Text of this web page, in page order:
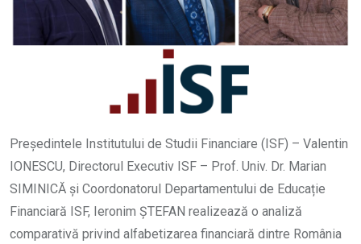
Președintele Institutului de Studii Financiare (ISF) – Valentin
IONESCU, Directorul Executiv ISF – Prof. Univ. Dr. Marian
SIMINICĂ și Coordonatorul Departamentului de Educație
Financiară ISF, Ieronim ȘTEFAN realizează o analiză
comparativă privind alfabetizarea financiară dintre România